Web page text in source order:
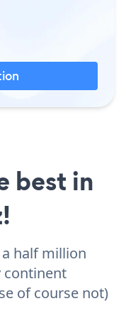
best in
a half million
continent
of course not)